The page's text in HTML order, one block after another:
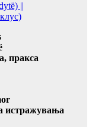
||
пракса
истражувања